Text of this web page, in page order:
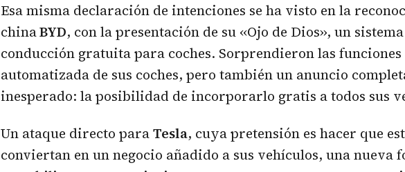
Esa misma declaración de intenciones se ha visto en la
chinaBYD, con la presentación de su ‹‹Ojo de Dios››, un
conducción gratuita para coches. Sorprendieron las
automatizada de sus coches, pero también un anuncio
inesperado: la posibilidad de incorporarlo gratis a todos sus
Un ataque directo paraTesla, cuya pretensión es hacer que
conviertan en un negocio añadido a sus vehículos, una nueva